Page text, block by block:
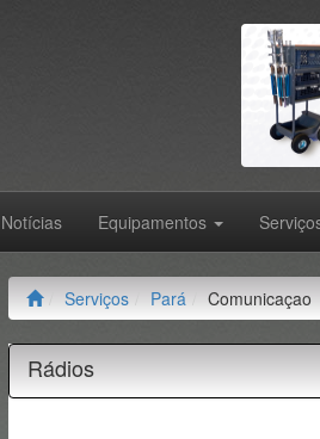
Notícias Equipamentos
Serviços Pará Comunicaçao
Rádios